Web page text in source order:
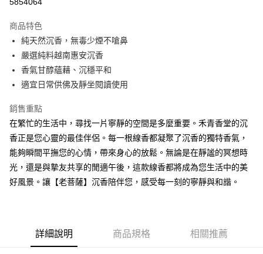
Apple Pay
街口支付
悠遊付
Google Pay
全盈+PAY
【關於「AFTEE先享後付」】
AFTEE先享後付是「在收到商品之後才付款」的支付方式。 讓您購物簡單
【「AFTEE先享後付」結帳流程】
ATM付款
運送方式
商品特色
純天然沉香，無毒少煙不嗆鼻
嚴選純料越南惠安沉香
香氣甘醇蘊藉、沉穩平和
適宜日常供佛及靜坐閱讀使用
銷售重點
在繁忙的生活中，尋找一片寧靜的空間是多麼重要。禾青香堂的沉
香正是您心靈的最佳伴侶。每一根線香都凝聚了沉香的獨特香氣，
能夠瞬間平撫您的心情，帶來身心的放鬆。無論是在靜謐的冥想時
光，還是與摯友共享的閒適午後，這款線香都將成為您生活中的美
好風景。讓【老菩薩】沉香陪伴您，感受每一刻的寧靜與和諧。
詳細說明 商品規格 相關推薦